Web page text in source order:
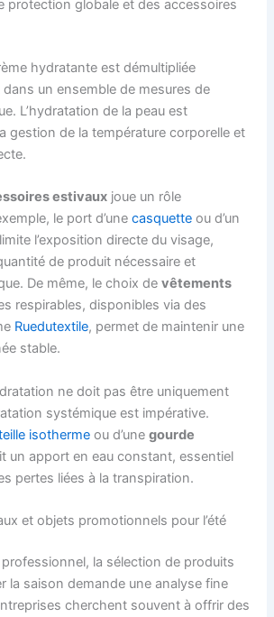
protection globale et des accessoires
hydratante est démultipliée
dans un ensemble de mesures de
L’hydratation de la peau est
gestion de la température corporelle et
estivaux joue un rôle
le port d’unecasquette ou d’un
l’exposition directe du visage,
de produit nécessaire et
De même, le choix devêtements
respirables, disponibles via des
Ruedutextile, permet de maintenir une
stable.
ne doit pas être uniquement
systémique est impérative.
isotherme ou d’unegourde
un apport en eau constant, essentiel
pertes liées à la transpiration.
et objets promotionnels pour l’été
la sélection de produits
la saison demande une analyse fine
cherchent souvent à offrir des